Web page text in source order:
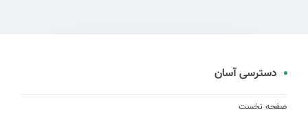
دسترسی آسان
صفحه نخست